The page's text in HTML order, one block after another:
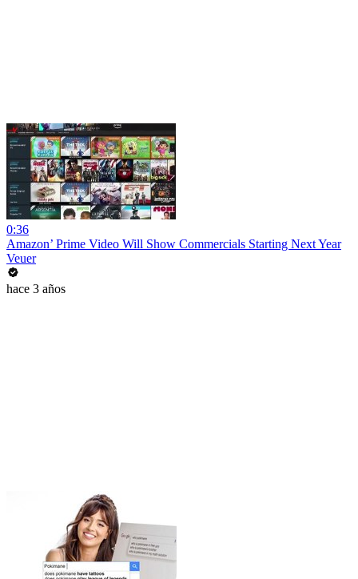
0:36
Amazon’ Prime Video Will Show Commercials Starting Next Year
Veuer
hace 3 años